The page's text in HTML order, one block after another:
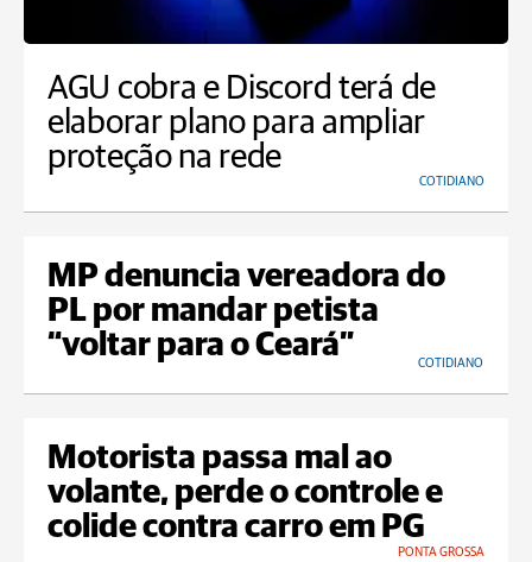
AGU cobra e Discord terá de
elaborar plano para ampliar
proteção na rede
COTIDIANO
MP denuncia vereadora do
PL por mandar petista
“voltar para o Ceará”
COTIDIANO
Motorista passa mal ao
volante, perde o controle e
colide contra carro em PG
PONTA GROSSA